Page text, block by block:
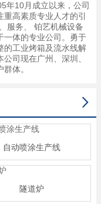
年10月成立以来，公司
高素质专业人才的引
服务、 铂艺机械设备
一体的专业公司。勇于
的工业烤箱及流水线解
司现在广州、深圳、
体。

自动喷涂生产线
隧道炉